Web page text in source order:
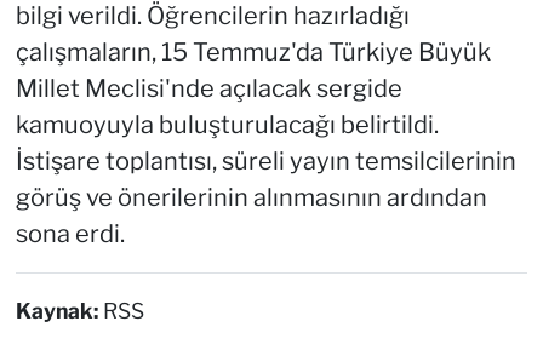
bilgi verildi. Öğrencilerin hazırladığı
çalışmaların, 15 Temmuz'da Türkiye Büyük
Millet Meclisi'nde açılacak sergide
kamuoyuyla buluşturulacağı belirtildi.
İstişare toplantısı, süreli yayın temsilcilerinin
görüş ve önerilerinin alınmasının ardından
sona erdi.
Kaynak: RSS